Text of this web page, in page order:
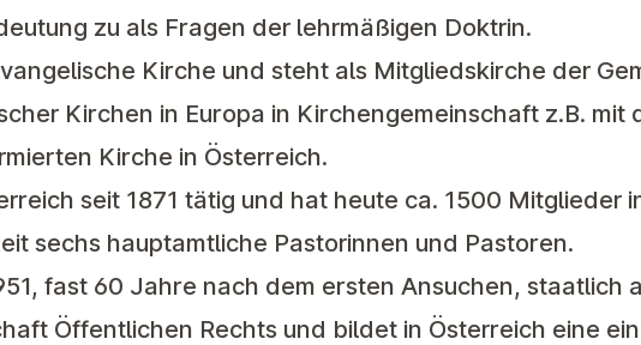
zu als Fragen der lehrmäßigen Doktrin.
Kirche und steht als Mitgliedskirche der
Kirchen in Europa in Kirchengemeinschaft z.B. mit
Kirche in Österreich.
seit 1871 tätig und hat heute ca. 1500 Mitglieder
sechs hauptamtliche Pastorinnen und Pastoren.
fast 60 Jahre nach dem ersten Ansuchen, staatlich
Öffentlichen Rechts und bildet in Österreich eine